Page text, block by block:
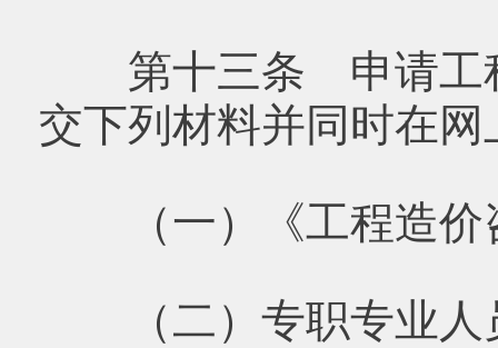
第十三条 申请工程
交下列材料并同时在网
（一）《工程造价
（二）专职专业人